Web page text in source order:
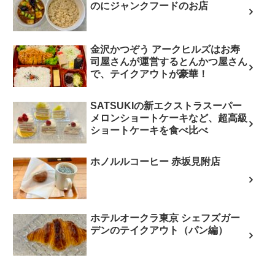
のにジャンクフードのお店
金沢かつぞう アークヒルズはお寿
司屋さんが運営するとんかつ屋さん
で、テイクアウトが豪華！
SATSUKIの新エクストラスーパー
メロンショートケーキなど、超高級
ショートケーキを食べ比べ
ホノルルコーヒー 赤坂見附店
ホテルオークラ東京 シェフズガー
デンのテイクアウト（パン編）